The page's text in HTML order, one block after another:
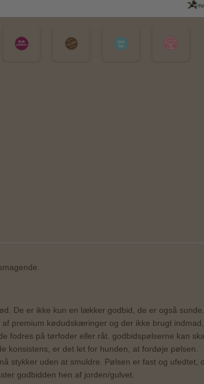
De er ikke kun en lækker godbid, de er også
premium kødudskæringer og der ikke brugt
fodres på tørfoder eller råt. godbidspølserne kan
konsistens, er det let for hunden, at fordøje pølsen.
stykker uden at smuldre. Pølsen er fast og
godbidden hen af jorden/gulvet.